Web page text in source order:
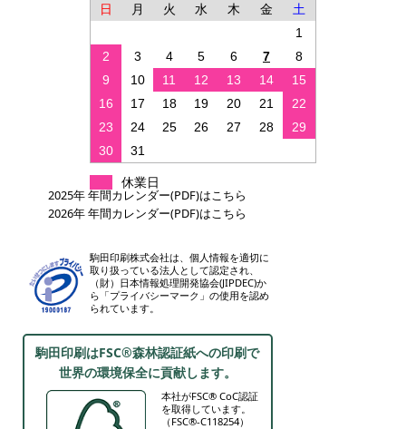
日
月 火 水 木 金
土
1
2
3 4 5 6 7
8
9
10 11 12 13 14
15
16
17 18 19 20 21
22
23
24 25 26 27 28
29
30
31
休業日
2025年 年間カレンダー(PDF)はこちら
2026年 年間カレンダー(PDF)はこちら
駒田印刷株式会社は、個人情報を適切に
取り扱っている法人として認定され、
（財）日本情報処理開発協会(JIPDEC)か
ら「プライバシーマーク」の使用を認め
られています。
駒田印刷はFSC®森林認証紙への印刷で
世界の環境保全に貢献します。
本社がFSC® CoC認証
を取得しています。
（FSC®-C118254）